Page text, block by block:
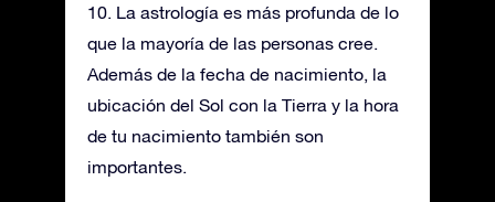
10. La astrología es más profunda de lo
que la mayoría de las personas cree.
Además de la fecha de nacimiento, la
ubicación del Sol con la Tierra y la hora
de tu nacimiento también son
importantes.